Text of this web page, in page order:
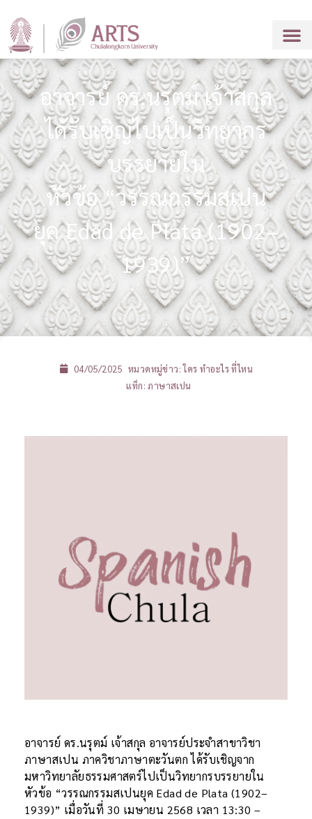
อาจารย์ ดร.นรุตม์ เจ้าสกุล
ได้รับเชิญไปเป็นวิทยากร
บรรยายใน
หัวข้อ “วรรณกรรมสเปน
ยุค Edad de Plata (1902–
1939)”
04/05/2025 หมวดหมู่ข่าว:ใคร ทำอะไร ที่ไหน
แท็ก: ภาษาสเปน
อาจารย์ ดร.นรุตม์ เจ้าสกุล อาจารย์ประจำสาขาวิชา
ภาษาสเปน ภาควิชาภาษาตะวันตก ได้รับเชิญจาก
มหาวิทยาลัยธรรมศาสตร์ไปเป็นวิทยากรบรรยายใน
หัวข้อ “วรรณกรรมสเปนยุค Edad de Plata (1902–
1939)” เมื่อวันที่ 30 เมษายน 2568 เวลา 13:30 –